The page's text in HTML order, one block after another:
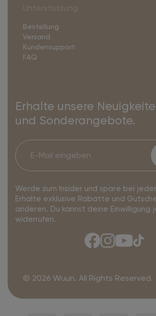
Bestellung
Versand
Kundensupport
FAQ
Erhalte unsere
und Sonderangebote.
Werde zum Insider und spare bei
Erhalte exklusive Rabatte und
anderen. Du kannst deine Einwilligung
widerrufen.
© 2026 Wuun. All Rights Reserved.